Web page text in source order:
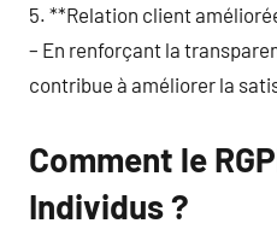
5. **Relation client
– En renforçant la
contribue à améliorer la
Comment le
Individus ?